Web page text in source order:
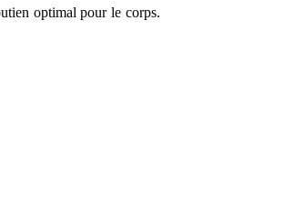
optimal pour le corps.